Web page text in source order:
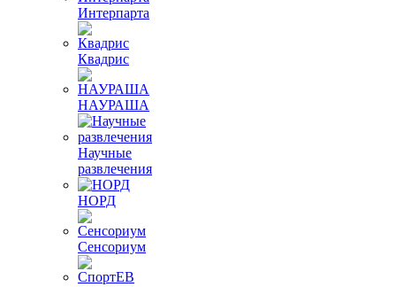
Интерпарта
Квадрис
НАУРАША
Научные
развлечения
НОРД
Сенсориум